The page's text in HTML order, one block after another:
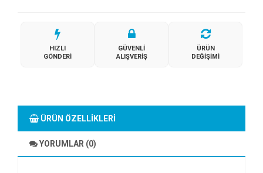
HIZLI
GÖNDERI
GÜVENLI
ALIŞVERIŞ
ÜRÜN
DEĞIŞIMI
ÜRÜN ÖZELLIKLERI
YORUMLAR (0)